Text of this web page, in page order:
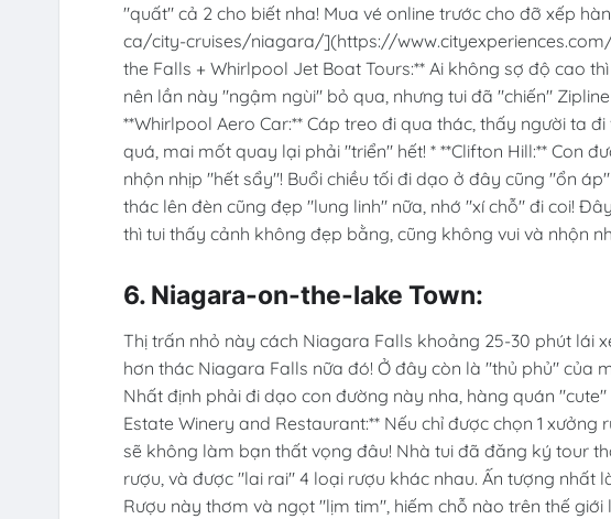
"quất" cả 2 cho biết nha! Mua vé online trước cho đỡ xếp
ca/city-cruises/niagara/](https://
the Falls + Whirlpool Jet Boat Tours:** Ai không sợ độ cao
nên lần này "ngậm ngùi" bỏ qua, nhưng tui đã "chiến"
**Whirlpool Aero Car:** Cáp treo đi qua thác, thấy người ta
quá, mai mốt quay lại phải "triển" hết! * **Clifton Hill:** Con
nhộn nhịp "hết sẩy"! Buổi chiều tối đi dạo ở đây cũng "ổn
thác lên đèn cũng đẹp "lung linh" nữa, nhớ "xí chỗ" đi coi!
thì tui thấy cảnh không đẹp bằng, cũng không vui và nhộn
6. Niagara-on-the-lake Town:
Thị trấn nhỏ này cách Niagara Falls khoảng 25-30 phút lái
hơn thác Niagara Falls nữa đó! Ở đây còn là "thủ phủ" của
Nhất định phải đi dạo con đường này nha, hàng quán
Estate Winery and Restaurant:** Nếu chỉ được chọn 1
sẽ không làm bạn thất vọng đâu! Nhà tui đã đăng ký tour
rượu, và được "lai rai" 4 loại rượu khác nhau. Ấn tượng nhất
Rượu này thơm và ngọt "lịm tim", hiếm chỗ nào trên thế